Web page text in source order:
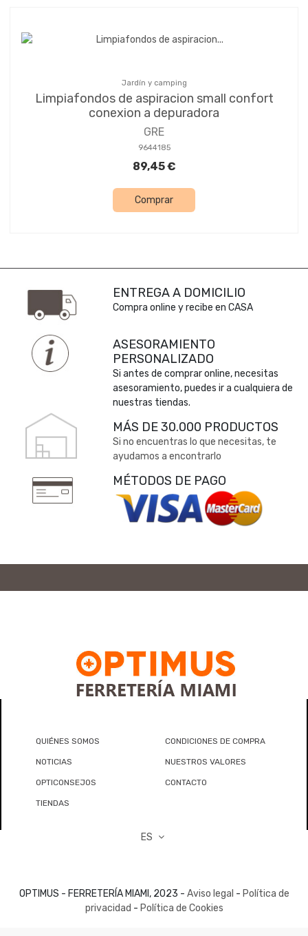
Jardín y camping
Limpiafondos de aspiracion small confort
conexion a depuradora
GRE
9644185
89,45 €
Comprar
ENTREGA A DOMICILIO
Compra online y recibe en CASA
ASESORAMIENTO
PERSONALIZADO
Si antes de comprar online, necesitas
asesoramiento, puedes ir a cualquiera de
nuestras tiendas.
MÁS DE 30.000 PRODUCTOS
Si no encuentras lo que necesitas, te
ayudamos a encontrarlo
MÉTODOS DE PAGO
QUIÉNES SOMOS CONDICIONES DE COMPRA
NOTICIAS NUESTROS VALORES
OPTICONSEJOS CONTACTO
TIENDAS
ES
OPTIMUS - FERRETERÍA MIAMI, 2023 - Aviso legal - Política de
privacidad - Política de Cookies